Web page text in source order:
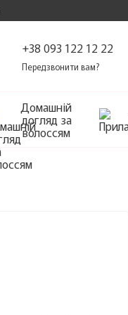
+38 093 122 12 22
Передзвонити вам?
Домашній
догляд за
волоссям